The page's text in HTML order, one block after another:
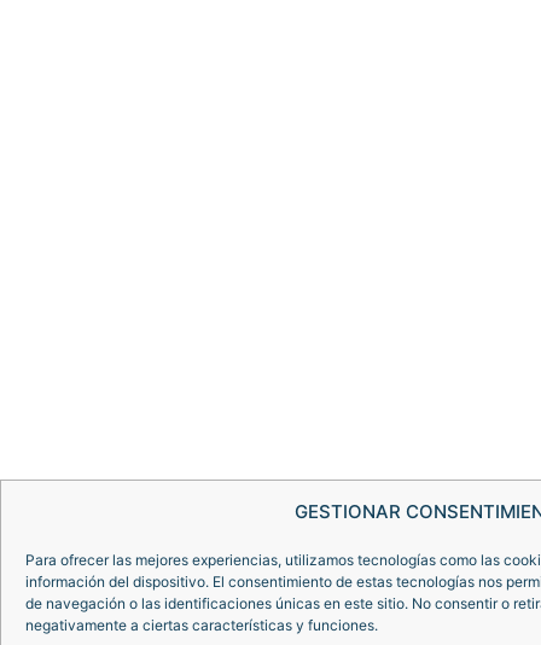
GESTIONAR
Para ofrecer las mejores experiencias, utilizamos tecnologías como las
información del dispositivo. El consentimiento de estas tecnologías nos
de navegación o las identificaciones únicas en este sitio. No consentir o
negativamente a ciertas características y funciones.